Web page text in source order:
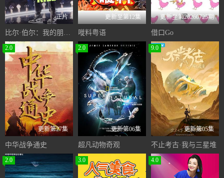
正片 更新至第12集
嘥料粤语
更新至第20260725期
借口Go
2.0
更新第27集
中华战争通史
2.0
更新第06集
超凡动物奇观
9.0
更新第05集
不止考古·我与三星堆
2.0 3.0 4.0